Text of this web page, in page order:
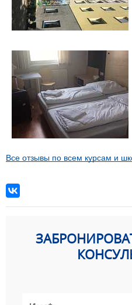
Все отзывы по всем курсам и